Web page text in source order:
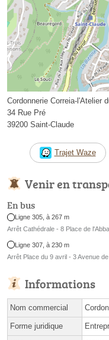
Cordonnerie Correia-l'Atelier
34 Rue Pré
39200 Saint-Claude
Trajet Waze
Venir en
En bus
Ligne 305, à 267 m
Arrêt Cathédrale - 8 Place de
Ligne 307, à 230 m
Arrêt Place du 9 avril - 3 Avenue
Informations
Nom commercial
Forme juridique